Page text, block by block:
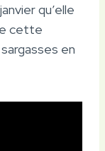
qu’elle
cette
en